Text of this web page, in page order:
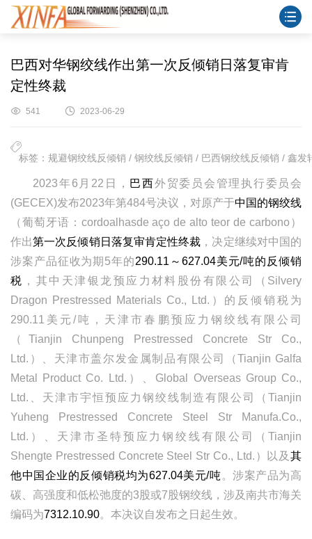
巴西对华钢绞线作出第一次反倾销日落复审肯
定性终裁
541 2023-06-29
标签：规避钢绞线反倾销 / 钢绞线反倾销 / 巴西钢绞线反倾销 / 鑫发
2023年6月22日， 巴西外贸委员会管理执行委员会
(GECEX)发布2023年第484号决议，对原产于中国的钢绞线
（葡萄牙语：cordoalhasde aço de alto teor de carbono）
作出第一次反倾销日落复审肯定性终裁 ，决定继续对中国的
涉案产品征收为期5年的290.11～627.04美元/吨的反倾销
税 ，其中天津银龙预应力材料股份有限公司（Silvery
Dragon Prestressed Materials Co., Ltd.）的反倾销税为
290.11美元/吨，天津市春鹏预应力钢绞线有限公司
（Tianjin Chunpeng Prestressed Concrete Str Co.,
Ltd.）、天津市盖尔发金属制品有限公司（Tianjin Galfa
Metal Product Co. Ltd.）、Global Overseas Group Co.,
Ltd.、天津市宇恒预应力钢绞线制造有限公司（Tianjin
Yuheng Prestressed Concrete Steel Str Manufa.Co.,
Ltd.）、天津市圣特预应力钢绞线有限公司（Tianjin
Shengte Prestressed Concrete Steel Str Co., Ltd.）以及 其
他中国企业的反倾销税均为627.04美元/吨。涉案产品为高
碳、高强度和低松弛度的3股或7股钢绞线，涉及南共市海关
编码为7312.10.90。本决议自发布之日起生效。